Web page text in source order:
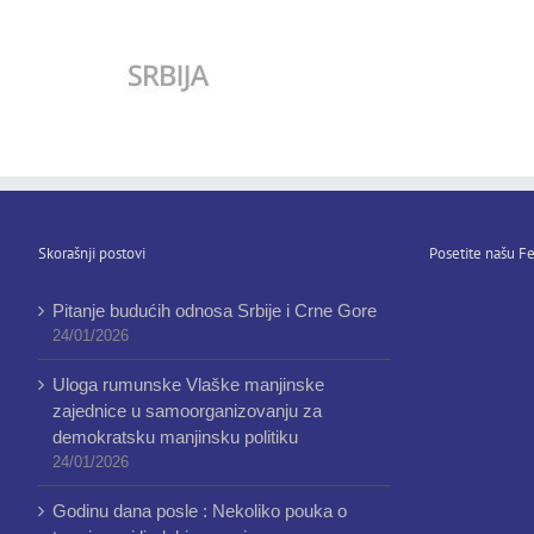
Skorašnji postovi
Pitanje budućih odnosa Srbije i Crne Gore
24/01/2026
Uloga rumunske Vlaške manjinske
zajednice u samoorganizovanju za
demokratsku manjinsku politiku
24/01/2026
Godinu dana posle : Nekoliko pouka o
Posetite našu